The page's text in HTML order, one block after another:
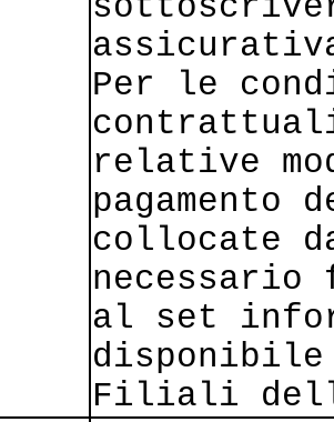
Per le
relative
pagamento
collocate
al set
Filiali